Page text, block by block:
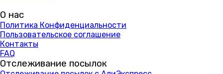
О нас
Политика Конфиденциальности
Пользовательское соглашение
Контакты
FAQ
Отслеживание посылок